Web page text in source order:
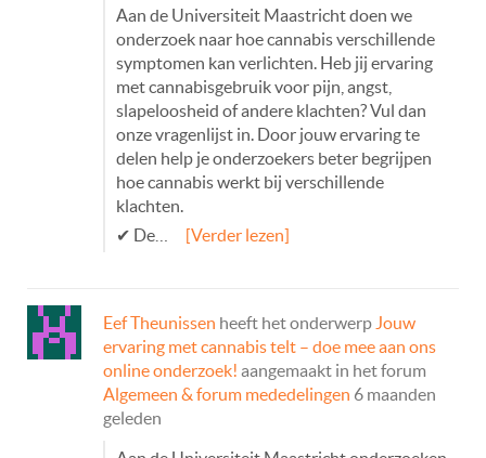
Aan de Universiteit Maastricht doen we
onderzoek naar hoe cannabis verschillende
symptomen kan verlichten. Heb jij ervaring
met cannabisgebruik voor pijn, angst,
slapeloosheid of andere klachten? Vul dan
onze vragenlijst in. Door jouw ervaring te
delen help je onderzoekers beter begrijpen
hoe cannabis werkt bij verschillende
klachten.
✔ De…
[Verder lezen]
Eef Theunissen heeft het onderwerp Jouw
ervaring met cannabis telt – doe mee aan ons
online onderzoek! aangemaakt in het forum
Algemeen & forum mededelingen 6 maanden
geleden